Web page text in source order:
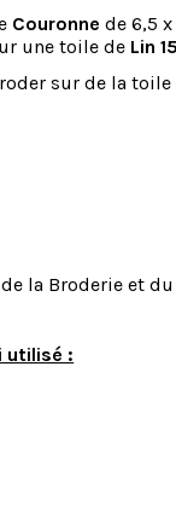
Couronne de 6,5
une toile de Lin
sur de la
la Broderie et
utilisé :